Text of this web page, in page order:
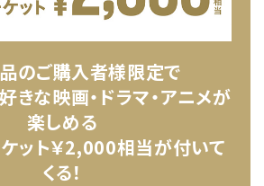
のご購入者様限定で
きな映画・ドラマ・アニメが
楽しめる
ット￥2,000相当が付いて
くる！